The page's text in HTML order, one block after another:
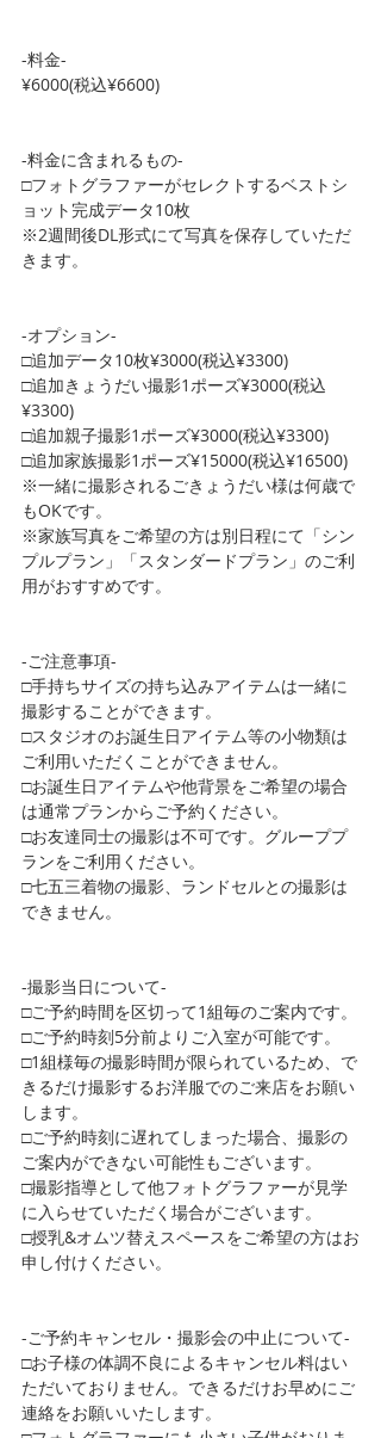
-料金-
¥6000(税込¥6600)
-料金に含まれるもの-
□フォトグラファーがセレクトするベストシ
ョット完成データ10枚
※2週間後DL形式にて写真を保存していただ
きます。
-オプション-
□追加データ10枚¥3000(税込¥3300)
□追加きょうだい撮影1ポーズ¥3000(税込
¥3300)
□追加親子撮影1ポーズ¥3000(税込¥3300)
□追加家族撮影1ポーズ¥15000(税込¥16500)
※一緒に撮影されるごきょうだい様は何歳で
もOKです。
※家族写真をご希望の方は別日程にて「シン
プルプラン」「スタンダードプラン」のご利
用がおすすめです。
-ご注意事項-
□手持ちサイズの持ち込みアイテムは一緒に
撮影することができます。
□スタジオのお誕生日アイテム等の小物類は
ご利用いただくことができません。
□お誕生日アイテムや他背景をご希望の場合
は通常プランからご予約ください。
□お友達同士の撮影は不可です。グループプ
ランをご利用ください。
□七五三着物の撮影、ランドセルとの撮影は
できません。
-撮影当日について-
□ご予約時間を区切って1組毎のご案内です。
□ご予約時刻5分前よりご入室が可能です。
□1組様毎の撮影時間が限られているため、で
きるだけ撮影するお洋服でのご来店をお願い
します。
□ご予約時刻に遅れてしまった場合、撮影の
ご案内ができない可能性もございます。
□撮影指導として他フォトグラファーが見学
に入らせていただく場合がございます。
□授乳&オムツ替えスペースをご希望の方はお
申し付けください。
-ご予約キャンセル・撮影会の中止について-
□お子様の体調不良によるキャンセル料はい
ただいておりません。できるだけお早めにご
連絡をお願いいたします。